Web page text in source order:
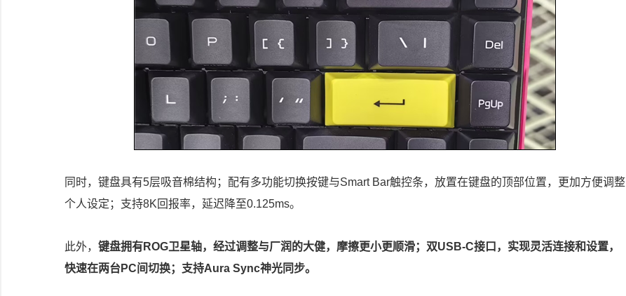
同时，键盘具有5层吸音棉结构；配有多功能切换按键与Smart Bar触控条，放置在键盘的顶部位置，更加方便调整
个人设定；支持8K回报率，延迟降至0.125ms。
此外， 键盘拥有ROG卫星轴，经过调整与厂润的大健，摩擦更小更顺滑；双USB-C接口，实现灵活连接和设置，
快速在两台PC间切换；支持Aura Sync神光同步。